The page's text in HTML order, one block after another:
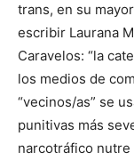
trans, en su
escribir Laurana
Caravelos: “la
los medios de
“vecinos/as” se
punitivas más
narcotráfico nutre